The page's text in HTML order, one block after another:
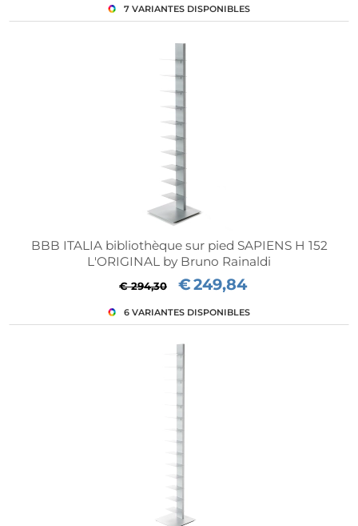
BBB ITALIA bibliothèque sur pied SAPIENS H 152
L'ORIGINAL by Bruno Rainaldi
€ 294,30 €249,84